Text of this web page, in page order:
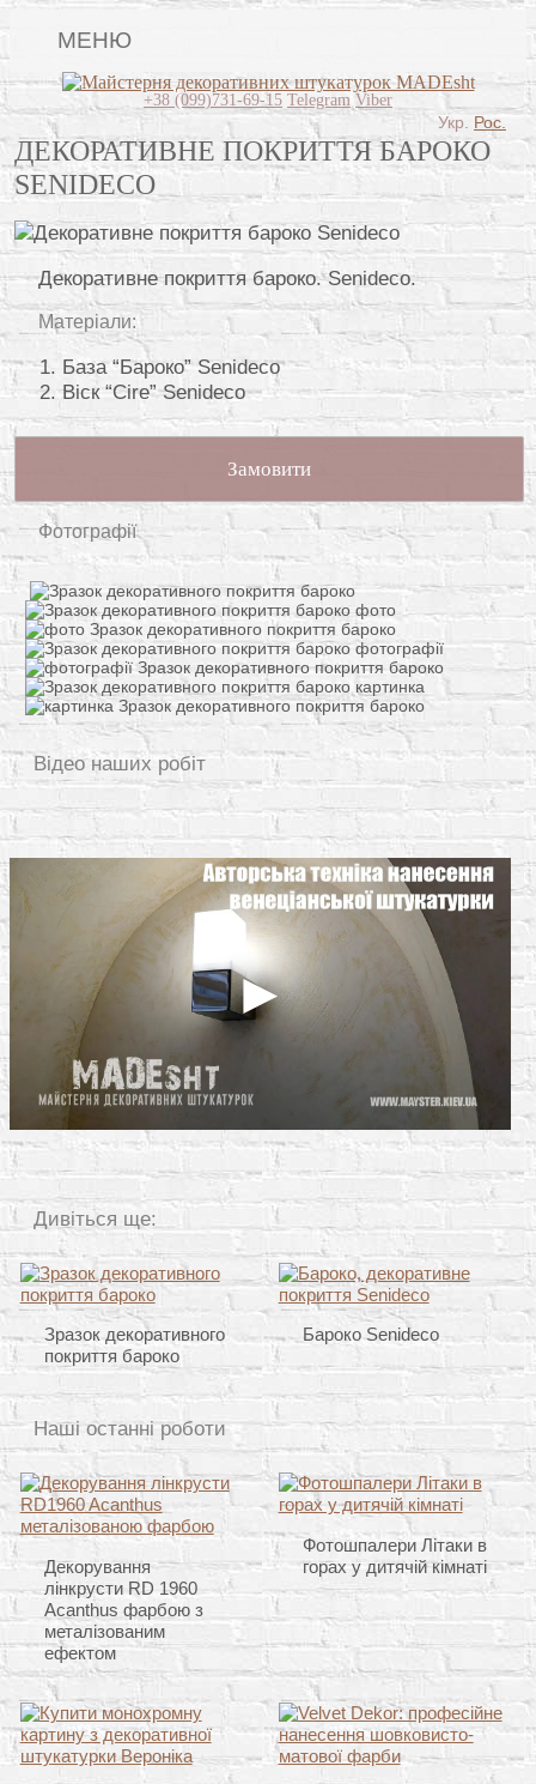
МЕНЮ
Lincrusta
Види штукатурок
Поклейка шпалер
Картини
Декоративні панно
Відео
Питання-відповідь
Про нас
+38 (099)731-69-15 Telegram Viber
ДЕКОРАТИВНЕ ПОКРИТТЯ БАРОКО
SENIDECO
Декоративне покриття бароко. Senideco.
Матеріали:
База “Бароко” Senideco
Віск “Cire” Senideco
Замовити
Фотографії
Відео наших робіт
Дивіться ще:
Зразок декоративного
покриття бароко
Бароко Senideco
Наші останні роботи
Декорування
лінкрусти RD 1960
Acanthus фарбою з
металізованим
ефектом
Фотошпалери Літаки в
горах у дитячій кімнаті
Укр. Рос.